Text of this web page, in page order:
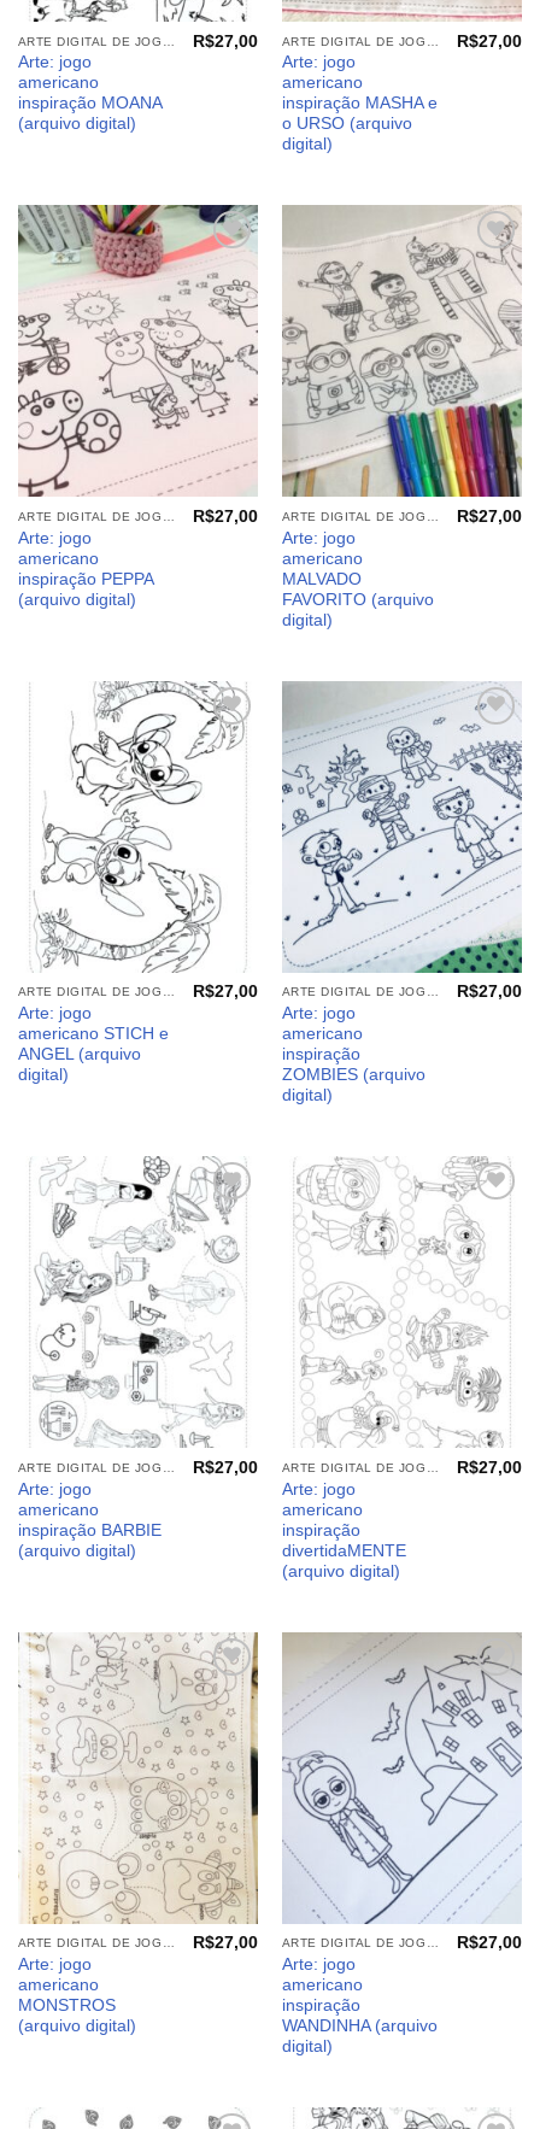
Arte: jogo
americano
inspiração MOANA
(arquivo digital)
R$27,00
Arte: jogo
americano
inspiração MASHA e
o URSO (arquivo
digital)
R$27,00
aos
meus
desejos
Arte: jogo
americano
inspiração PEPPA
(arquivo digital)
R$27,00
Adicionar
aos
meus
desejos
Arte: jogo
americano
MALVADO
FAVORITO (arquivo
digital)
R$27,00
Adicionar
aos
desejos
ARTE DIGITAL DE JOGO AMERICANO
Arte: jogo
americano STICH e
ANGEL (arquivo
digital)
R$27,00
Adicionar
aos
meus
desejos
ARTE DIGITAL DE JOGO AMERICANO
Arte: jogo
americano
inspiração
ZOMBIES (arquivo
digital)
R$27,00
Adicionar
aos
meus
desejos
Arte: jogo
americano
inspiração BARBIE
(arquivo digital)
R$27,00
Adicionar
aos
meus
desejos
Arte: jogo
americano
inspiração
divertidaMENTE
(arquivo digital)
R$27,00
Adicionar
aos
meus
desejos
ARTE DIGITAL DE JOGO AMERICANO
Arte: jogo
americano
MONSTROS
(arquivo digital)
R$27,00
Adicionar
aos
meus
desejos
ARTE DIGITAL DE JOGO AMERICANO
Arte: jogo
americano
inspiração
WANDINHA (arquivo
digital)
R$27,00